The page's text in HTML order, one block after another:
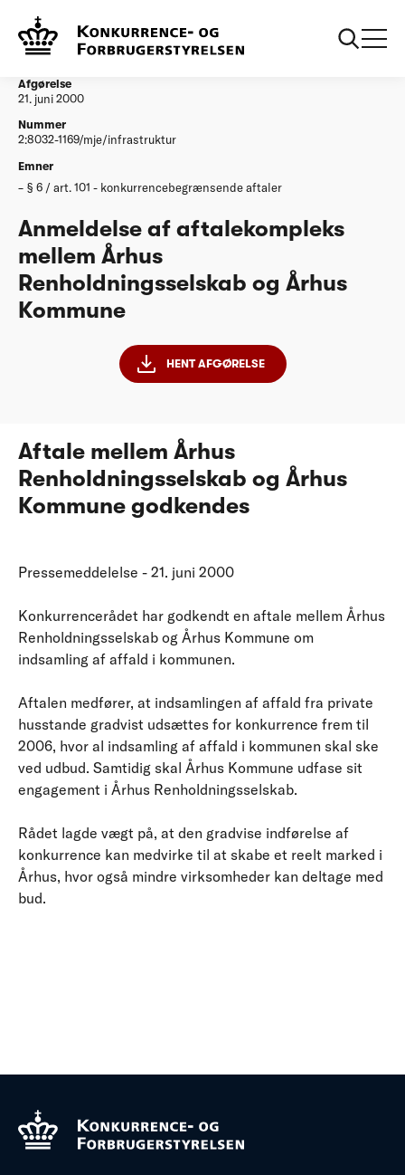
Afgørelser
Renholdningsselskab og Århus Kommune
Afgørelse
21. juni 2000
Nummer
2:8032-1169/mje/infrastruktur
Emner
§ 6 / art. 101 - konkurrencebegrænsende aftaler
Anmeldelse af aftalekompleks
mellem Århus
Renholdningsselskab og Århus
Kommune
HENT AFGØRELSE
Aftale mellem Århus
Renholdningsselskab og Århus
Kommune godkendes
Pressemeddelelse - 21. juni 2000
Konkurrencerådet har godkendt en aftale mellem Århus
Renholdningsselskab og Århus Kommune om
indsamling af affald i kommunen.
Aftalen medfører, at indsamlingen af affald fra private
husstande gradvist udsættes for konkurrence frem til
2006, hvor al indsamling af affald i kommunen skal ske
ved udbud. Samtidig skal Århus Kommune udfase sit
engagement i Århus Renholdningsselskab.
Rådet lagde vægt på, at den gradvise indførelse af
konkurrence kan medvirke til at skabe et reelt marked i
Århus, hvor også mindre virksomheder kan deltage med
bud.